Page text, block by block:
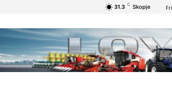
31.3 C Skopje